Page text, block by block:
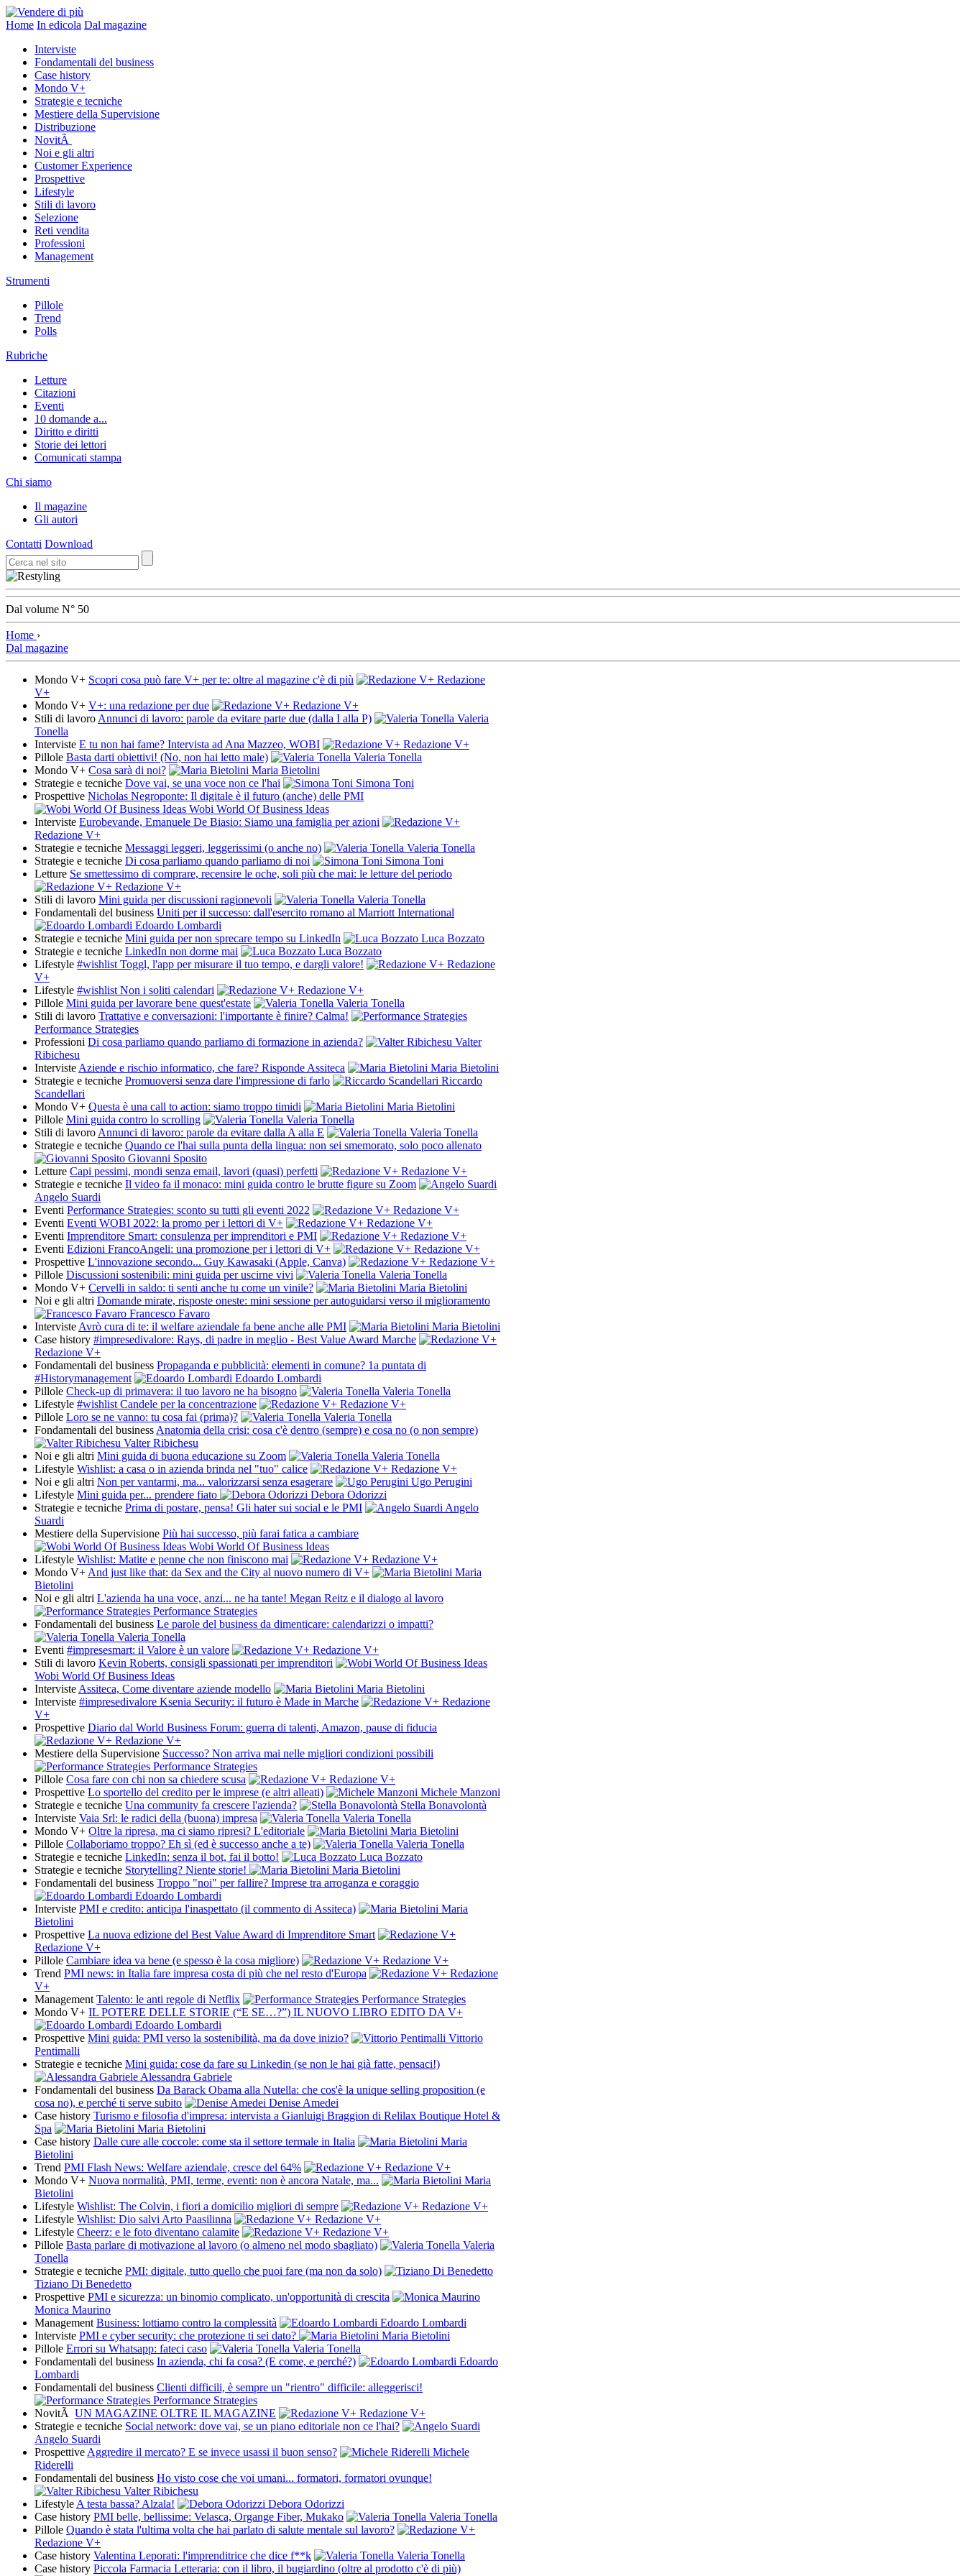
Home In edicola Dal magazine
Interviste
Fondamentali del business
Case history
Mondo V+
Strategie e tecniche
Mestiere della Supervisione
Distribuzione
NovitÃ
Noi e gli altri
Customer Experience
Prospettive
Lifestyle
Stili di lavoro
Selezione
Reti vendita
Professioni
Management
Strumenti
Pillole
Trend
Polls
Rubriche
Letture
Citazioni
Eventi
10 domande a...
Diritto e diritti
Storie dei lettori
Comunicati stampa
Chi siamo
Il magazine
Gli autori
Contatti Download
Dal volume N° 50
Home ›
Dal magazine
Mondo V+ Scopri cosa può fare V+ per te: oltre al magazine c'è di più
Redazione
V+
Mondo V+ V+: una redazione per due
Redazione V+
Stili di lavoro Annunci di lavoro: parole da evitare parte due (dalla I alla P)
Valeria
Tonella
Interviste E tu non hai fame? Intervista ad Ana Mazzeo, WOBI
Redazione V+
Pillole Basta darti obiettivi! (No, non hai letto male)
Valeria Tonella
Mondo V+ Cosa sarà di noi?
Maria Bietolini
Strategie e tecniche Dove vai, se una voce non ce l'hai
Simona Toni
Prospettive Nicholas Negroponte: Il digitale è il futuro (anche) delle PMI
Wobi World Of Business Ideas
Interviste Eurobevande, Emanuele De Biasio: Siamo una famiglia per azioni
Redazione V+
Strategie e tecniche Messaggi leggeri, leggerissimi (o anche no)
Valeria Tonella
Strategie e tecniche Di cosa parliamo quando parliamo di noi
Simona Toni
Letture Se smettessimo di comprare, recensire le oche, soli più che mai: le letture del periodo
Redazione V+
Stili di lavoro Mini guida per discussioni ragionevoli
Valeria Tonella
Fondamentali del business Uniti per il successo: dall'esercito romano al Marriott International
Edoardo Lombardi
Strategie e tecniche Mini guida per non sprecare tempo su LinkedIn
Luca Bozzato
Strategie e tecniche LinkedIn non dorme mai
Luca Bozzato
Lifestyle #wishlist Toggl, l'app per misurare il tuo tempo, e dargli valore!
Redazione
V+
Lifestyle #wishlist Non i soliti calendari
Redazione V+
Pillole Mini guida per lavorare bene quest'estate
Valeria Tonella
Stili di lavoro Trattative e conversazioni: l'importante è finire? Calma!
Performance Strategies
Professioni Di cosa parliamo quando parliamo di formazione in azienda?
Valter
Ribichesu
Interviste Aziende e rischio informatico, che fare? Risponde Assiteca
Maria Bietolini
Strategie e tecniche Promuoversi senza dare l'impressione di farlo
Riccardo
Scandellari
Mondo V+ Questa è una call to action: siamo troppo timidi
Maria Bietolini
Pillole Mini guida contro lo scrolling
Valeria Tonella
Stili di lavoro Annunci di lavoro: parole da evitare dalla A alla E
Valeria Tonella
Strategie e tecniche Quando ce l'hai sulla punta della lingua: non sei smemorato, solo poco allenato
Giovanni Sposito
Letture Capi pessimi, mondi senza email, lavori (quasi) perfetti
Redazione V+
Strategie e tecniche Il video fa il monaco: mini guida contro le brutte figure su Zoom
Angelo Suardi
Eventi Performance Strategies: sconto su tutti gli eventi 2022
Redazione V+
Eventi Eventi WOBI 2022: la promo per i lettori di V+
Redazione V+
Eventi Imprenditore Smart: consulenza per imprenditori e PMI
Redazione V+
Eventi Edizioni FrancoAngeli: una promozione per i lettori di V+
Redazione V+
Prospettive L'innovazione secondo... Guy Kawasaki (Apple, Canva)
Redazione V+
Pillole Discussioni sostenibili: mini guida per uscirne vivi
Valeria Tonella
Mondo V+ Cervelli in saldo: ti senti anche tu come un vinile?
Maria Bietolini
Noi e gli altri Domande mirate, risposte oneste: mini sessione per autoguidarsi verso il miglioramento
Francesco Favaro
Interviste Avrò cura di te: il welfare aziendale fa bene anche alle PMI
Maria Bietolini
Case history #impresedivalore: Rays, di padre in meglio - Best Value Award Marche
Redazione V+
Fondamentali del business Propaganda e pubblicità: elementi in comune? 1a puntata di
#Historymanagement
Edoardo Lombardi
Pillole Check-up di primavera: il tuo lavoro ne ha bisogno
Valeria Tonella
Lifestyle #wishlist Candele per la concentrazione
Redazione V+
Pillole Loro se ne vanno: tu cosa fai (prima)?
Valeria Tonella
Fondamentali del business Anatomia della crisi: cosa c'è dentro (sempre) e cosa no (o non sempre)
Valter Ribichesu
Noi e gli altri Mini guida di buona educazione su Zoom
Valeria Tonella
Lifestyle Wishlist: a casa o in azienda brinda nel "tuo" calice
Redazione V+
Noi e gli altri Non per vantarmi, ma... valorizzarsi senza esagerare
Ugo Perugini
Lifestyle Mini guida per... prendere fiato
Debora Odorizzi
Strategie e tecniche Prima di postare, pensa! Gli hater sui social e le PMI
Angelo
Suardi
Mestiere della Supervisione Più hai successo, più farai fatica a cambiare
Wobi World Of Business Ideas
Lifestyle Wishlist: Matite e penne che non finiscono mai
Redazione V+
Mondo V+ And just like that: da Sex and the City al nuovo numero di V+
Maria
Bietolini
Noi e gli altri L'azienda ha una voce, anzi... ne ha tante! Megan Reitz e il dialogo al lavoro
Performance Strategies
Fondamentali del business Le parole del business da dimenticare: calendarizzi o impatti?
Valeria Tonella
Eventi #impresesmart: il Valore è un valore
Redazione V+
Stili di lavoro Kevin Roberts, consigli spassionati per imprenditori
Wobi World Of Business Ideas
Interviste Assiteca, Come diventare aziende modello
Maria Bietolini
Interviste #impresedivalore Ksenia Security: il futuro è Made in Marche
Redazione
V+
Prospettive Diario dal World Business Forum: guerra di talenti, Amazon, pause di fiducia
Redazione V+
Mestiere della Supervisione Successo? Non arriva mai nelle migliori condizioni possibili
Performance Strategies
Pillole Cosa fare con chi non sa chiedere scusa
Redazione V+
Prospettive Lo sportello del credito per le imprese (e altri alleati)
Michele Manzoni
Strategie e tecniche Una community fa crescere l'azienda?
Stella Bonavolontà
Interviste Vaia Srl: le radici della (buona) impresa
Valeria Tonella
Mondo V+ Oltre la ripresa, ma ci siamo ripresi? L'editoriale
Maria Bietolini
Pillole Collaboriamo troppo? Eh sì (ed è successo anche a te)
Valeria Tonella
Strategie e tecniche LinkedIn: senza il bot, fai il botto!
Luca Bozzato
Strategie e tecniche Storytelling? Niente storie!
Maria Bietolini
Fondamentali del business Troppo "noi" per fallire? Imprese tra arroganza e coraggio
Edoardo Lombardi
Interviste PMI e credito: anticipa l'inaspettato (il commento di Assiteca)
Maria
Bietolini
Prospettive La nuova edizione del Best Value Award di Imprenditore Smart
Redazione V+
Pillole Cambiare idea va bene (e spesso è la cosa migliore)
Redazione V+
Trend PMI news: in Italia fare impresa costa di più che nel resto d'Europa
Redazione
V+
Management Talento: le anti regole di Netflix
Performance Strategies
Mondo V+ IL POTERE DELLE STORIE (“E SE…?”) IL NUOVO LIBRO EDITO DA V+
Edoardo Lombardi
Prospettive Mini guida: PMI verso la sostenibilità, ma da dove inizio?
Vittorio
Pentimalli
Strategie e tecniche Mini guida: cose da fare su Linkedin (se non le hai già fatte, pensaci!)
Alessandra Gabriele
Fondamentali del business Da Barack Obama alla Nutella: che cos'è la unique selling proposition (e
cosa no), e perché ti serve subito
Denise Amedei
Case history Turismo e filosofia d'impresa: intervista a Gianluigi Braggion di Relilax Boutique Hotel &
Spa
Maria Bietolini
Case history Dalle cure alle coccole: come sta il settore termale in Italia
Maria
Bietolini
Trend PMI Flash News: Welfare aziendale, cresce del 64%
Redazione V+
Mondo V+ Nuova normalità, PMI, terme, eventi: non è ancora Natale, ma...
Maria
Bietolini
Lifestyle Wishlist: The Colvin, i fiori a domicilio migliori di sempre
Redazione V+
Lifestyle Wishlist: Dio salvi Arto Paasilinna
Redazione V+
Lifestyle Cheerz: e le foto diventano calamite
Redazione V+
Pillole Basta parlare di motivazione al lavoro (o almeno nel modo sbagliato)
Valeria
Tonella
Strategie e tecniche PMI: digitale, tutto quello che puoi fare (ma non da solo)
Tiziano Di Benedetto
Prospettive PMI e sicurezza: un binomio complicato, un'opportunità di crescita
Monica Maurino
Management Business: lottiamo contro la complessità
Edoardo Lombardi
Interviste PMI e cyber security: che protezione ti sei dato?
Maria Bietolini
Pillole Errori su Whatsapp: fateci caso
Valeria Tonella
Fondamentali del business In azienda, chi fa cosa? (E come, e perché?)
Edoardo
Lombardi
Fondamentali del business Clienti difficili, è sempre un "rientro" difficile: alleggerisci!
Performance Strategies
NovitÃ UN MAGAZINE OLTRE IL MAGAZINE
Redazione V+
Strategie e tecniche Social network: dove vai, se un piano editoriale non ce l'hai?
Angelo Suardi
Prospettive Aggredire il mercato? E se invece usassi il buon senso?
Michele
Riderelli
Fondamentali del business Ho visto cose che voi umani... formatori, formatori ovunque!
Valter Ribichesu
Lifestyle A testa bassa? Alzala!
Debora Odorizzi
Case history PMI belle, bellissime: Velasca, Organge Fiber, Mukako
Valeria Tonella
Pillole Quando è stata l'ultima volta che hai parlato di salute mentale sul lavoro?
Redazione V+
Case history Valentina Leporati: l'imprenditrice che dice f**k
Valeria Tonella
Case history Piccola Farmacia Letteraria: con il libro, il bugiardino (oltre al prodotto c'è di più)